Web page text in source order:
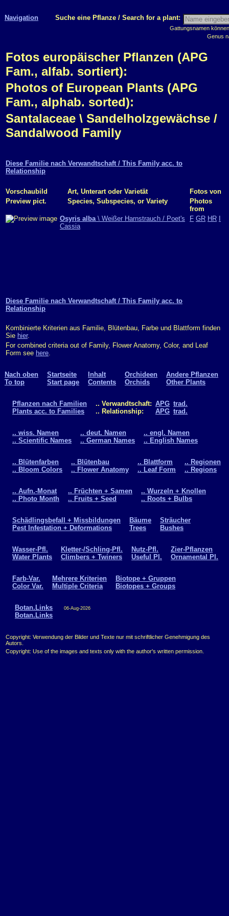
Navigation Suche eine Pflanze / Search for a plant:
Gattungsnamen
Genus
Fotos europäischer Pflanzen (APG
Fam., alfab. sortiert):
Photos of European Plants (APG
Fam., alphab. sorted):
Santalaceae \ Sandelholzgewächse /
Sandalwood Family
Diese Familie nach Verwandtschaft / This Family acc. to
Relationship
Vorschaubild Art, Unterart oder Varietät
Fotos von
Preview pict.
Species, Subspecies, or Variety
Photos
from
Osyris alba\ Weißer Harnstrauch / Poet's
Cassia
F GR HR
Diese Familie nach Verwandtschaft / This Family acc. to
Relationship
Kombinierte Kriterien aus Familie, Blütenbau, Farbe und Blattform finden
Sie hier.
For combined criteria out of Family, Flower Anatomy, Color, and Leaf
Form see here.
Nach oben
To top
Startseite
Start page
Inhalt
Contents
Orchideen
Orchids
Andere Pflanzen
Other Plants
Pflanzen nach Familien
Plants acc. to Families
.. Verwandtschaft:
.. Relationship:
APG
APG
trad.
trad.
.. wiss. Namen
.. Scientific Names
.. deut. Namen
.. German Names
.. engl. Namen
.. English Names
.. Blütenfarben
.. Bloom Colors
.. Blütenbau
.. Flower Anatomy
.. Blattform
.. Leaf Form
.. Regionen
.. Regions
.. Aufn.-Monat
.. Photo Month
.. Früchten + Samen
.. Fruits + Seed
.. Wurzeln + Knollen
.. Roots + Bulbs
Schädlingsbefall + Missbildungen
Pest Infestation + Deformations
Bäume
Trees
Sträucher
Bushes
Wasser-Pfl.
Water Plants
Kletter-/Schling-Pfl.
Climbers + Twiners
Nutz-Pfl.
Useful Pl.
Zier-Pflanzen
Ornamental Pl.
Farb-Var.
Color Var.
Mehrere Kriterien
Multiple Criteria
Biotope + Gruppen
Biotopes + Groups
Botan.Links
Botan.Links
06-Aug-2026
Copyright: Verwendung der Bilder und Texte nur mit schriftlicher Genehmigung des
Autors.
Copyright: Use of the images and texts only with the author's written permission.